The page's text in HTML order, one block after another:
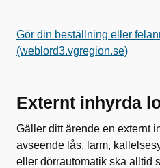
Gör din beställning eller
(weblord3.vgregion.se)
Externt inhyrda
Gäller ditt ärende en externt
avseende lås, larm,
eller dörrautomatik ska alltid